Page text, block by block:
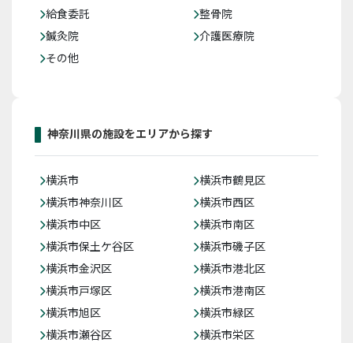
給食委託
整骨院
鍼灸院
介護医療院
その他
神奈川県の施設をエリアから探す
横浜市
横浜市鶴見区
横浜市神奈川区
横浜市西区
横浜市中区
横浜市南区
横浜市保土ケ谷区
横浜市磯子区
横浜市金沢区
横浜市港北区
横浜市戸塚区
横浜市港南区
横浜市旭区
横浜市緑区
横浜市瀬谷区
横浜市栄区